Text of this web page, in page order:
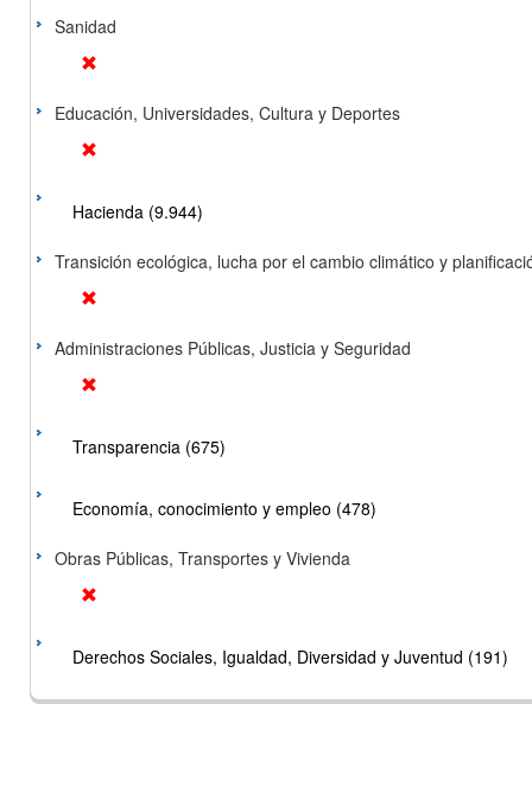
Sanidad
Educación, Universidades, Cultura y Deportes
Hacienda (9.944)
Transición ecológica, lucha por el cambio climático y
Administraciones Públicas, Justicia y Seguridad
Transparencia (675)
Economía, conocimiento y empleo (478)
Obras Públicas, Transportes y Vivienda
Derechos Sociales, Igualdad, Diversidad y Juventud (191)